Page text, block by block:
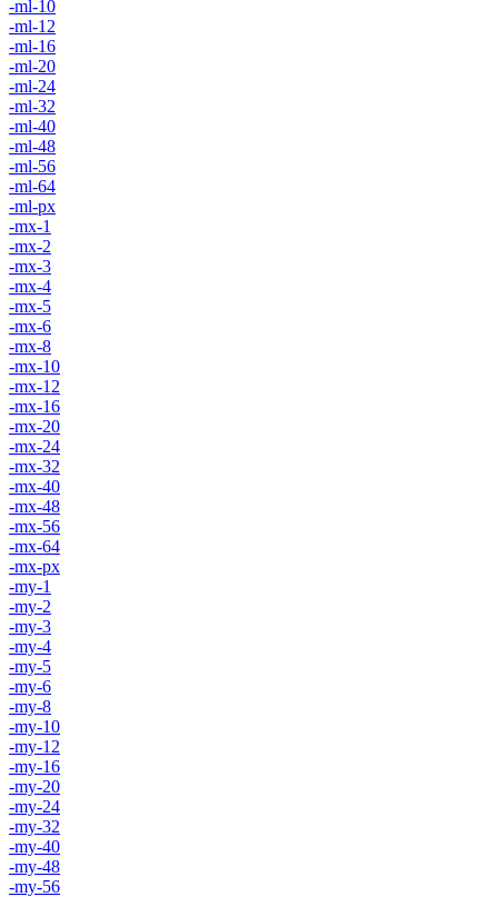
-ml-10
-ml-12
-ml-16
-ml-20
-ml-24
-ml-32
-ml-40
-ml-48
-ml-56
-ml-64
-ml-px
-mx-1
-mx-2
-mx-3
-mx-4
-mx-5
-mx-6
-mx-8
-mx-10
-mx-12
-mx-16
-mx-20
-mx-24
-mx-32
-mx-40
-mx-48
-mx-56
-mx-64
-mx-px
-my-1
-my-2
-my-3
-my-4
-my-5
-my-6
-my-8
-my-10
-my-12
-my-16
-my-20
-my-24
-my-32
-my-40
-my-48
-my-56